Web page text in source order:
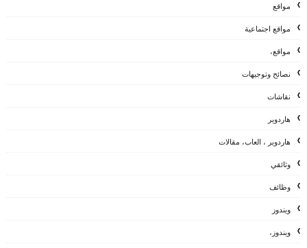
مواقع
مواقع اجتماعية
مواقع،
نصائح وتوجيهات
نقاشات
هاردوير
هاردوير ، العاب، مقالات
وثائقي
وظائف
ويندوز
ويندوز،